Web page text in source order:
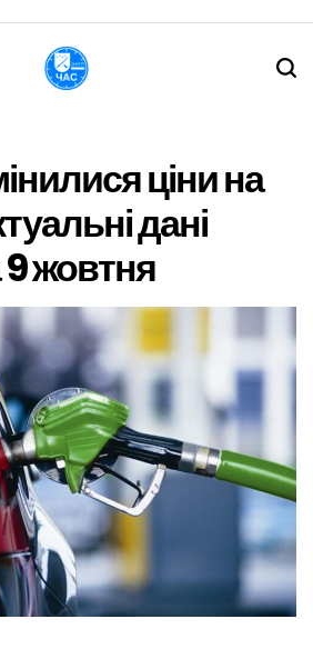
ціни на
дані
жовтня